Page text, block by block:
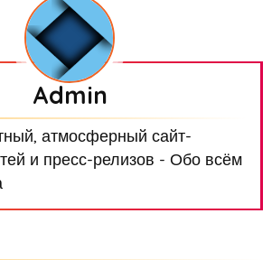
Admin
атмосферный сайт-
и пресс-релизов - Обо всём